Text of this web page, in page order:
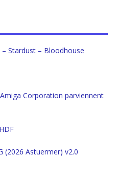
Stardust – Bloodhouse
Corporation parviennent
(2026 Astuermer) v2.0